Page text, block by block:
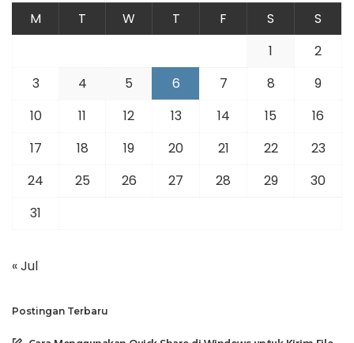
M T W T F S
S
1
2
3
4 5 6 7 8
9
10
11 12 13 14 15
16
17
18 19 20 21 22
23
24
25 26 27 28 29
30
31
« Jul
Postingan Terbaru